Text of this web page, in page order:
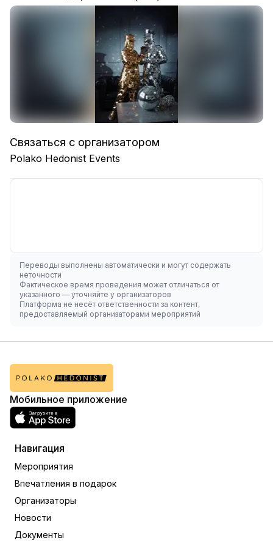
Связаться с организатором
Polako Hedonist Events
Переводы выполнены автоматически и могут содержать
неточности
Фактическое время проведения может отличаться от
указанного — уточняйте у организаторов
Платформа не несёт ответственности за контент,
предоставляемый организаторами мероприятий
Мобильное приложение
Навигация
Мероприятия
Впечатления в подарок
Организаторы
Новости
Документы